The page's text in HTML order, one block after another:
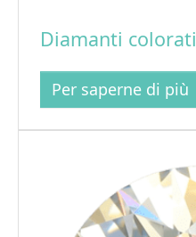
Diamanti colorati
Per saperne di più